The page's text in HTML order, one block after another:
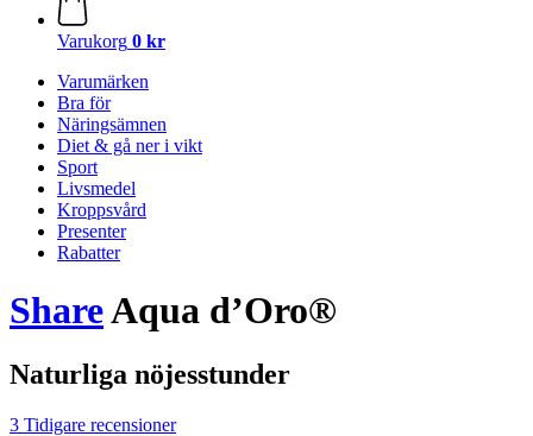
Varukorg 0 kr
Varumärken
Bra för
Näringsämnen
Diet & gå ner i vikt
Sport
Livsmedel
Kroppsvård
Presenter
Rabatter
ShareAqua d’Oro®
Naturliga nöjesstunder
3 Tidigare recensioner